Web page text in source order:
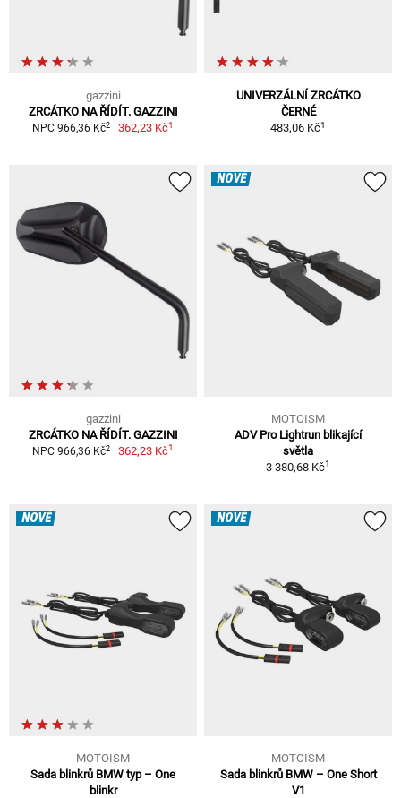
gazzini
ZRCÁTKO NA ŘÍDÍT. GAZZINI
NPC 966,36 Kč2 362,23 Kč1
UNIVERZÁLNÍ ZRCÁTKO
ČERNÉ
483,06 Kč1
gazzini
ZRCÁTKO NA ŘÍDÍT. GAZZINI
NPC 966,36 Kč2 362,23 Kč1
NOVÉ
MOTOISM
ADV Pro Lightrun blikající
světla
3 380,68 Kč1
NOVÉ
MOTOISM
Sada blinkrů BMW typ – One
blinkr
NOVÉ
MOTOISM
Sada blinkrů BMW – One Short
V1